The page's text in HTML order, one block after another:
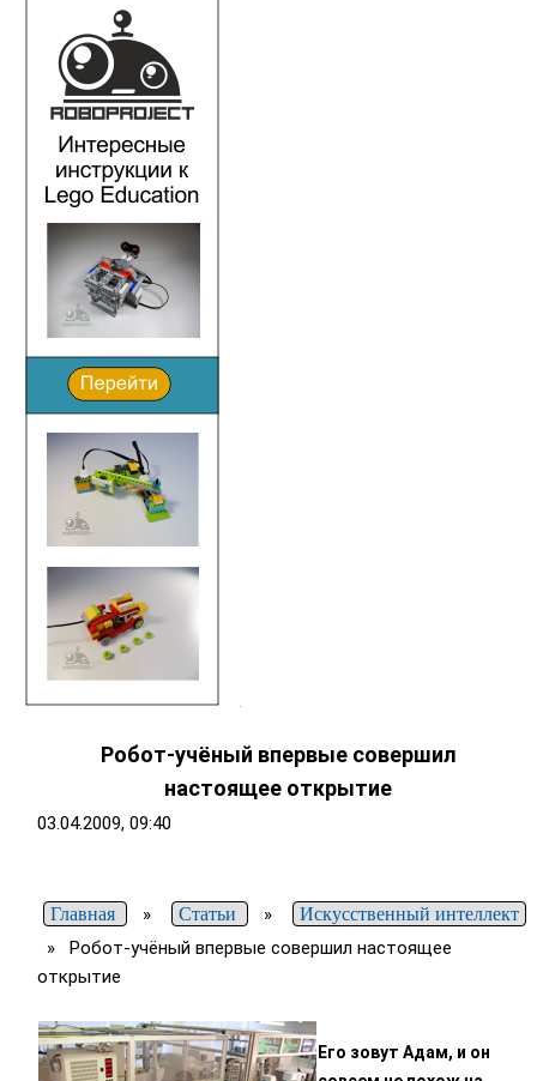
Робот-учёный впервые совершил
настоящее открытие
03.04.2009, 09:40
Главная » Статьи » Искусственный интеллект
» Робот-учёный впервые совершил настоящее
открытие
Его зовут Адам, и он